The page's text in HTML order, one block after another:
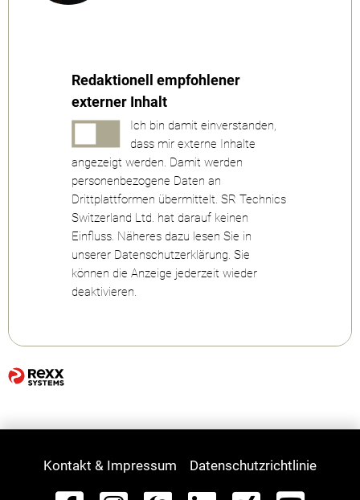
Redaktionell empfohlener
externer Inhalt
Ich bin damit einverstanden,
dass mir externe Inhalte
angezeigt werden. Damit werden
personenbezogene Daten an
Drittplattformen übermittelt. SR Technics
Switzerland Ltd. hat darauf keinen
Einfluss. Näheres dazu lesen Sie in
unserer Datenschutzerklärung. Sie
können die Anzeige jederzeit wieder
deaktivieren.
Kontakt & Impressum Datenschutzrichtlinie